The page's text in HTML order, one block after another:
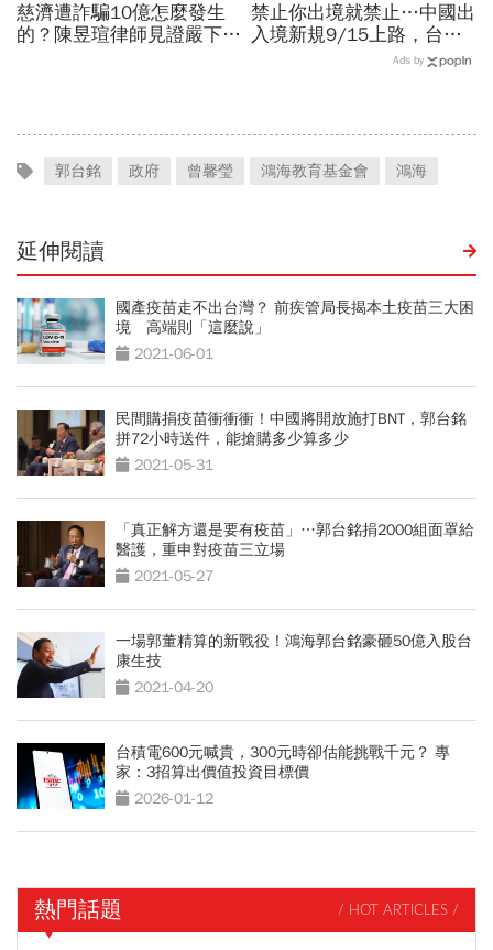
慈濟遭詐騙10億怎麼發生
的？陳昱瑄律師見證嚴下跪
禁止你出境就禁止…中國出
入境新規9/15上路，台灣
人小心「有去無回」？4種
Ads by
郭台銘 政府 曾馨瑩 鴻海教育基金會 鴻海
延伸閱讀
國產疫苗走不出台灣？ 前疾管局長揭本土疫苗三大困
境 高端則「這麼說」
2021-06-01
民間購捐疫苗衝衝衝！中國將開放施打BNT，郭台銘
拼72小時送件，能搶購多少算多少
2021-05-31
「真正解方還是要有疫苗」…郭台銘捐2000組面罩給
醫護，重申對疫苗三立場
2021-05-27
一場郭董精算的新戰役！鴻海郭台銘豪砸50億入股台
康生技
2021-04-20
台積電600元喊貴，300元時卻估能挑戰千元？ 專
家：3招算出價值投資目標價
2026-01-12
熱門話題 / HOT ARTICLES /